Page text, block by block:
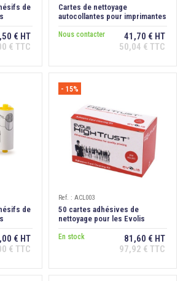
de
€ HT
€ TTC
Cartes de nettoyage
autocollantes pour imprimantes
Nous contacter
41,70 € HT
50,04 € TTC
de
€ HT
€ TTC
- 15%
Ref. : ACL003
50 cartes adhésives de
nettoyage pour les Evolis
En stock
81,60 € HT
97,92 € TTC